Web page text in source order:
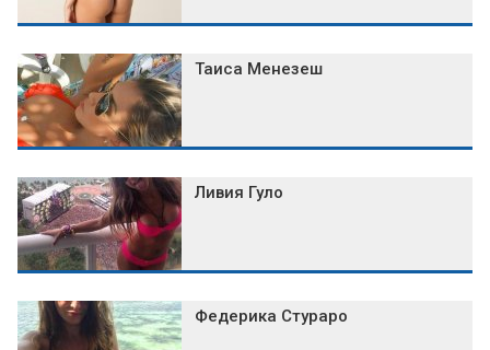
Таиса Менезеш
Ливия Гуло
Федерика Стураро